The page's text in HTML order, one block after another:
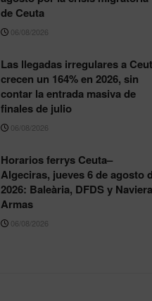
de Ceuta
06/08/2026
Las llegadas irregulares a
crecen un 164% en 2026, sin
contar la entrada masiva de
finales de julio
06/08/2026
Horarios ferrys Ceuta–
Algeciras, jueves 6 de agosto
2026: Baleària, DFDS y Naviera
Armas
06/08/2026